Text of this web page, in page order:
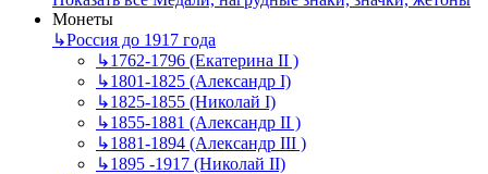
Монеты
↳Россия до 1917 года
↳1762-1796 (Екатерина II )
↳1801-1825 (Александр I)
↳1825-1855 (Николай I)
↳1855-1881 (Александр II )
↳1881-1894 (Александр III )
↳1895 -1917 (Николай II)